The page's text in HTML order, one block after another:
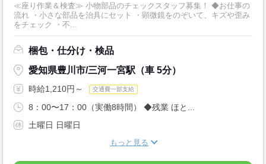
≪座り作業＆検査≫ 小物部品のチェックスタッフ募集！ ◆お仕事の
流れ ・小さな部品を治具にセット ・顕微鏡をのぞいて、キズや歪み
をチェック ・不...
梱包・仕分け・検品
愛知県豊川市/三河一宮駅（車 5分）
時給1,210円～ 交通費一部支給
8：00〜17：00（実働8時間） ◆残業 ほと...
土曜日 日曜日
もっと見る